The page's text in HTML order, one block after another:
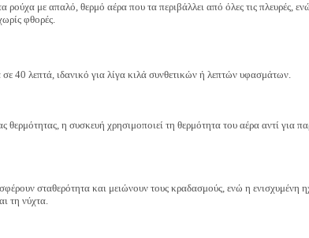
με απαλό, θερμό αέρα που τα περιβάλλει από όλες τις πλευρές,
φθορές.
40 λεπτά, ιδανικό για λίγα κιλά συνθετικών ή λεπτών υφασμάτων.
η συσκευή χρησιμοποιεί τη θερμότητα του αέρα αντί για
σταθερότητα και μειώνουν τους κραδασμούς, ενώ η ενισχυμένη
τη νύχτα.